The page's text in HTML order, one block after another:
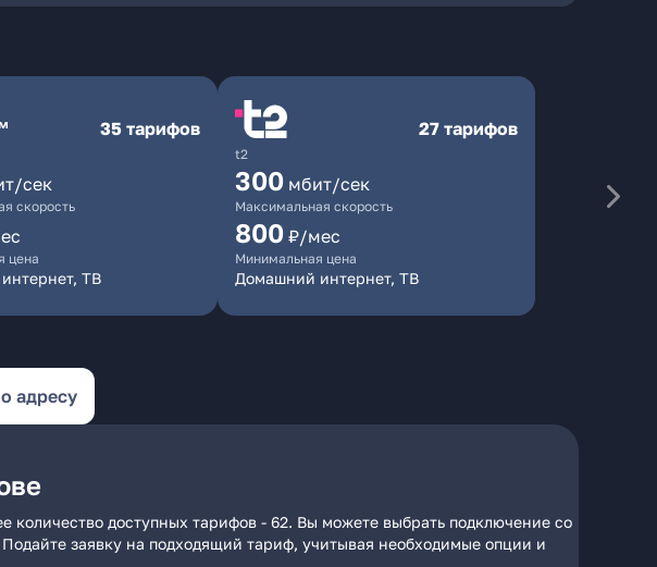
35 тарифов
сек
скорость
цена
ТВ
t2
27 тарифов
300 мбит/сек
Максимальная скорость
800 ₽/мес
Минимальная цена
Домашний интернет, ТВ
адресу
доступных тарифов - 62. Вы можете выбрать подключение со
заявку на подходящий тариф, учитывая необходимые опции и